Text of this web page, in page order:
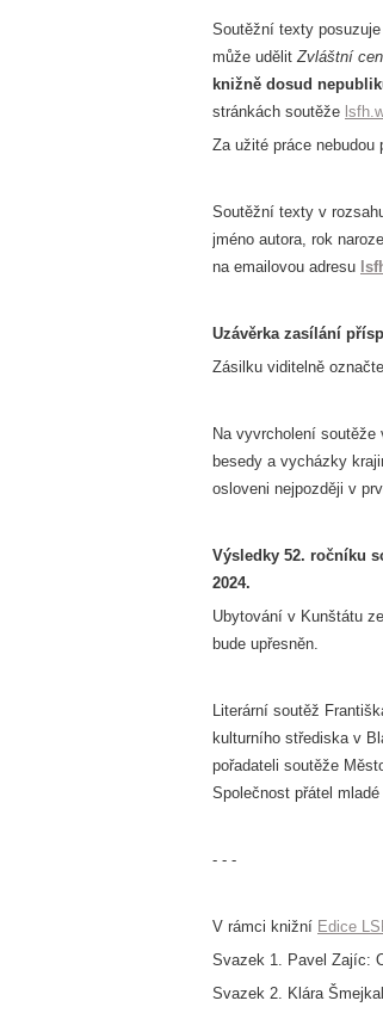
Soutěžní texty
může udělitZvláštní
knižně dosud
stránkách soutěže
Za užité práce nebudou
Soutěžní texty v
jméno autora, rok
na emailovou adresu
Uzávěrka zasílání
Zásilku viditelně
Na vyvrcholení soutěže
besedy a vycházky
osloveni nejpozději v
Výsledky 52. ročníku
2024.
Ubytování v Kunštátu
bude upřesněn.
Literární soutěž
kulturního střediska v
pořadateli soutěže
Společnost přátel mladé
- - -
V rámci knižní Edice
Svazek 1. Pavel Zajíc:
Svazek 2. Klára